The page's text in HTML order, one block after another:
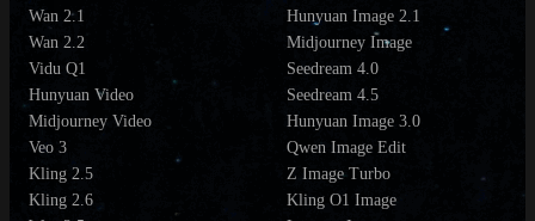
Wan 2.1
Wan 2.2
Vidu Q1
Hunyuan Video
Midjourney Video
Veo 3
Kling 2.5
Kling 2.6
Hunyuan Image 2.1
Midjourney Image
Seedream 4.0
Seedream 4.5
Hunyuan Image 3.0
Qwen Image Edit
Z Image Turbo
Kling O1 Image